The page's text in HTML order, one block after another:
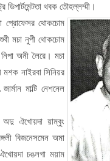
ডিপার্টমেন্টতা থবক তৌহল্লম্মী।
প্রোফেসর থোকচোম
মচা নুপী থোকচোম
অনী লৈরে। মচা
মশক নাইরবা সিনিয়র
মাল্টি নেশনেল
অদু ঐখোয়দা য়াম্বুং
বিজনেসমেন অমা
চঙলগা ময়াম